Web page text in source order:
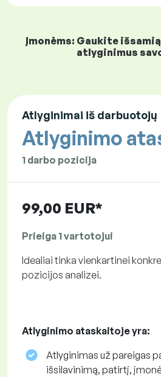
Įmonėms: Gaukite
atlyginimus
Atlyginimai iš darbuotojų
Atlyginimo
1 darbo pozicija
99,00 EUR*
Prieiga 1 vartotojui
Idealiai tinka vienkartinei
pozicijos analizei.
Atlyginimo ataskaitoje yra:
Atlyginimas už pareigas
išsilavinimą, patirtį,